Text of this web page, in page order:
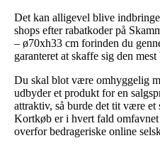
Det kan alligevel blive
shops efter rabatkoder på
– ø70xh33 cm forinden du
garanteret at skaffe sig den
Du skal blot være omhyggelig
udbyder et produkt for en
attraktiv, så burde det tit være
Kortkøb er i hvert fald
overfor bedrageriske online